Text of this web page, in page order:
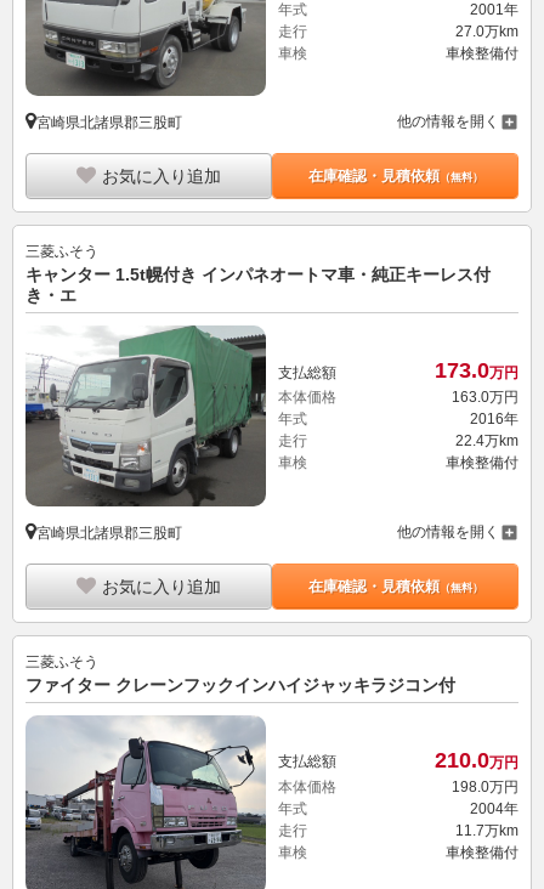
年式
2001年
走行
27.0万km
車検
車検整備付
宮崎県北諸県郡三股町 他の情報を開く
お気に入り追加 在庫確認・見積依頼（無料）
三菱ふそう
キャンター 1.5t幌付き インパネオートマ車・純正キーレス付
き・エ
支払総額 173.0万円
本体価格
163.0万円
年式
2016年
走行
22.4万km
車検
車検整備付
宮崎県北諸県郡三股町 他の情報を開く
お気に入り追加 在庫確認・見積依頼（無料）
三菱ふそう
ファイター クレーンフックインハイジャッキラジコン付
支払総額 210.0万円
本体価格
198. 0万円
年式
2004年
走行
11.7万km
車検
車検整備付